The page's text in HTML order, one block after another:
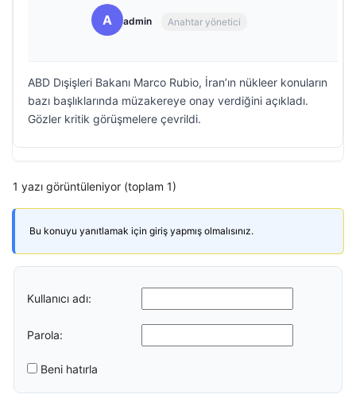
A admin Anahtar yönetici
ABD Dışişleri Bakanı Marco Rubio, İran’ın nükleer konuların
bazı başlıklarında müzakereye onay verdiğini açıkladı.
Gözler kritik görüşmelere çevrildi.
1 yazı görüntüleniyor (toplam 1)
Bu konuyu yanıtlamak için giriş yapmış olmalısınız.
Kullanıcı adı:
Parola:
Beni hatırla